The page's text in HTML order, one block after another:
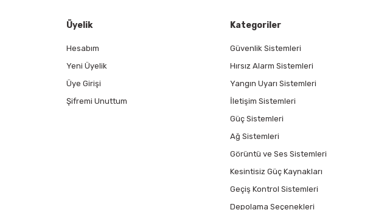
Üyelik
Hesabım
Yeni Üyelik
Üye Girişi
Şifremi Unuttum
Kategoriler
Güvenlik Sistemleri
Hırsız Alarm Sistemleri
Yangın Uyarı Sistemleri
İletişim Sistemleri
Güç Sistemleri
Ağ Sistemleri
Görüntü ve Ses Sistemleri
Kesintisiz Güç Kaynakları
Geçiş Kontrol Sistemleri
Depolama Seçenekleri